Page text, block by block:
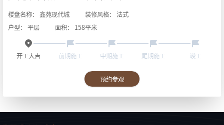
楼盘名称： 鑫苑现代城 装修风格： 法式
户型： 平层 面积： 158平米
开工大吉 前期施工 中期施工 尾期施工 竣工
预约参观